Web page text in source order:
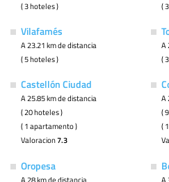
( 3 hoteles )
(
Vilafamés
A 23.21 km de distancia
( 5 hoteles )
A
(
Castellón Ciudad
A 25.85 km de distancia
( 20 hoteles )
( 1 apartamento )
Valoracion7.3
A
(
(
Oropesa
A 28 km de distancia A